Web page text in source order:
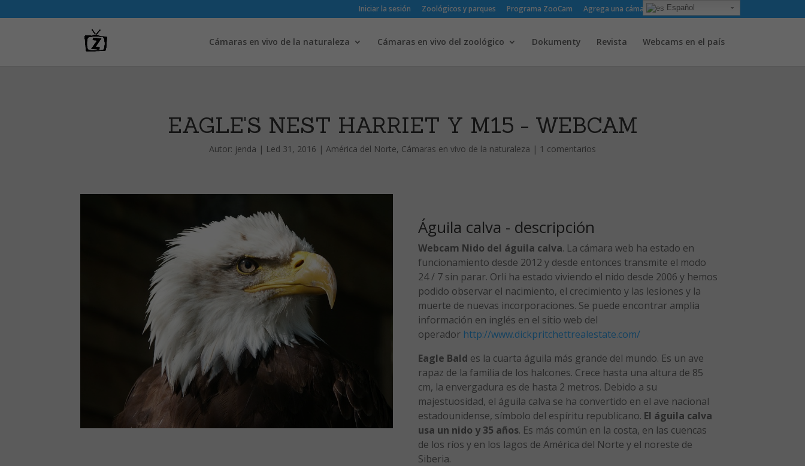
Iniciar la sesión Zoológicos y parques Programa ZooCam Agrega una cámara Sobre Contacto
Cámaras en vivo de la naturaleza Cámaras en vivo del zoológico Dokumenty Revista Webcams en el país
EAGLE'S NEST HARRIET Y M15 - WEBCAM
Autor: jenda | Led 31, 2016 | América del Norte, Cámaras en vivo de la naturaleza | 1 comentarios
Águila calva - descripción
Webcam Nido del águila calva. La cámara web ha estado en
funcionamiento desde 2012 y desde entonces transmite el modo
24 / 7 sin parar. Orli ha estado viviendo el nido desde 2006 y hemos
podido observar el nacimiento, el crecimiento y las lesiones y la
muerte de nuevas incorporaciones. Se puede encontrar amplia
información en inglés en el sitio web del
operador http://www.dickpritchettrealestate.com/
Eagle Bald es la cuarta águila más grande del mundo. Es un ave
rapaz de la familia de los halcones. Crece hasta una altura de 85
cm, la envergadura es de hasta 2 metros. Debido a su
majestuosidad, el águila calva se ha convertido en el ave nacional
estadounidense, símbolo del espíritu republicano. El águila calva
usa un nido y 35 años. Es más común en la costa, en las cuencas
de los ríos y en los lagos de América del Norte y el noreste de
Siberia.
Español